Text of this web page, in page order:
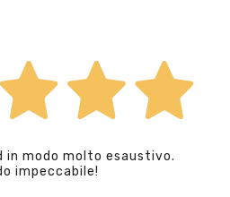
in modo molto esaustivo.
impeccabile!